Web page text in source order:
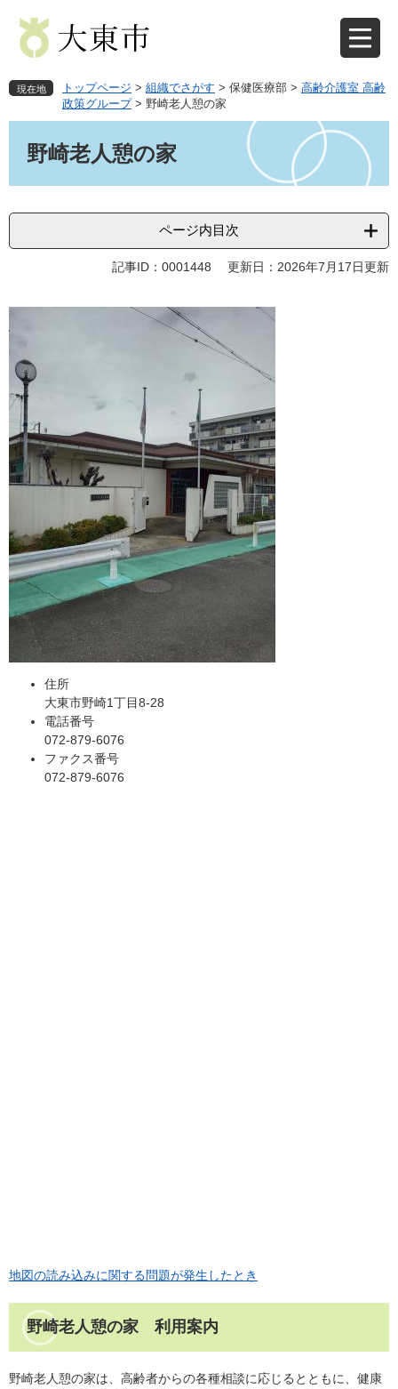
先
で
を
ば
へ
現在地 トップページ > 組織でさがす > 保健医療部 > 高齢介護室 高齢
政策グループ > 野崎老人憩の家
野崎老人憩の家
ページ内目次
記事ID：0001448 更新日：2026年7月17日更新
住所
大東市野崎1丁目8-28
電話番号
072-879-6076
ファクス番号
072-879-6076
地図の読み込みに関する問題が発生したとき
野崎老人憩の家 利用案内
野崎老人憩の家は、高齢者からの各種相談に応じるとともに、健康